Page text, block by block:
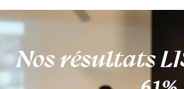
Nos résultats